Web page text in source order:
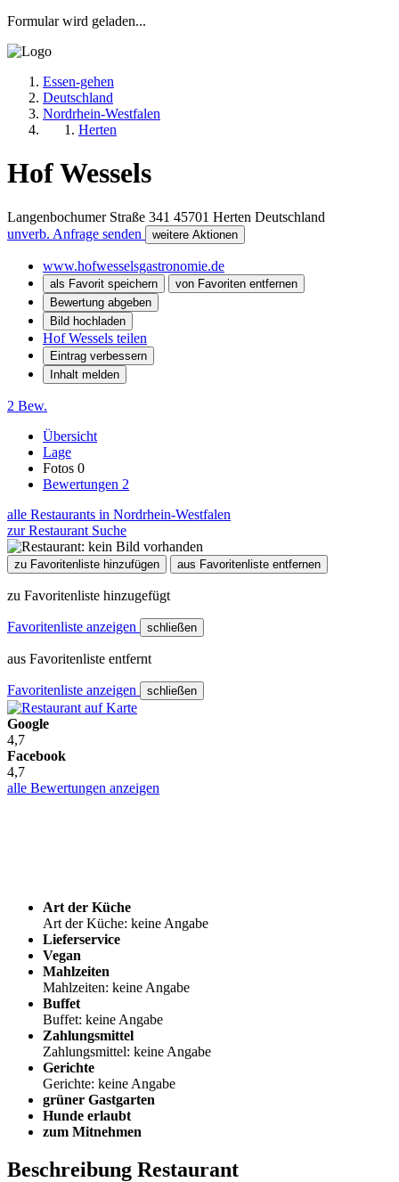
Formular wird geladen...
Essen-gehen
Deutschland
Nordrhein-Westfalen
Herten
Hof Wessels
Langenbochumer Straße 341 45701 Herten Deutschland
unverb. Anfrage senden
weitere Aktionen
www.hofwesselsgastronomie.de
als Favorit speichern
von Favoriten entfernen
Bewertung abgeben
Bild hochladen
Hof Wessels teilen
Eintrag verbessern
Inhalt melden
2 Bew.
Übersicht
Lage
Fotos 0
Bewertungen 2
alle Restaurants in Nordrhein-Westfalen
zur Restaurant Suche
zu Favoritenliste hinzufügen aus Favoritenliste entfernen
zu Favoritenliste hinzugefügt
Favoritenliste anzeigen schließen
aus Favoritenliste entfernt
Favoritenliste anzeigen schließen
Google
4,7
Facebook
4,7
alle Bewertungen anzeigen
Art der Küche
Art der Küche: keine Angabe
Lieferservice
Vegan
Mahlzeiten
Mahlzeiten: keine Angabe
Buffet
Buffet: keine Angabe
Zahlungsmittel
Zahlungsmittel: keine Angabe
Gerichte
Gerichte: keine Angabe
grüner Gastgarten
Hunde erlaubt
zum Mitnehmen
Beschreibung Restaurant